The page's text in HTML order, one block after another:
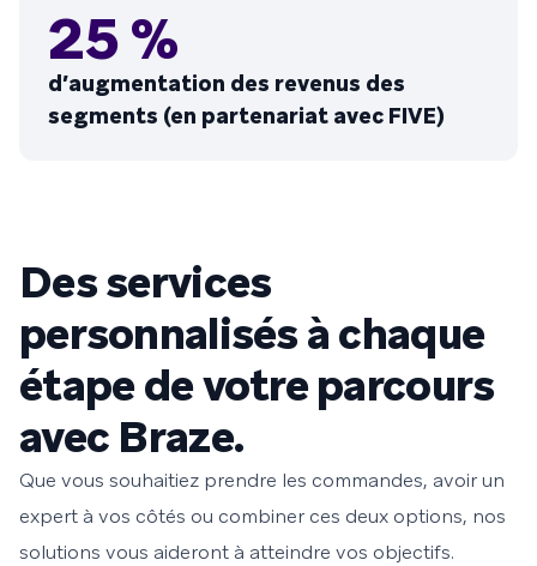
25 %
d’augmentation des revenus des
segments (en partenariat avec FIVE)
Des services
personnalisés à chaque
étape de votre parcours
avec Braze.
Que vous souhaitiez prendre les commandes, avoir un
expert à vos côtés ou combiner ces deux options, nos
solutions vous aideront à atteindre vos objectifs.